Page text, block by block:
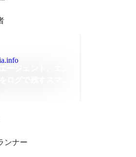
ンナー